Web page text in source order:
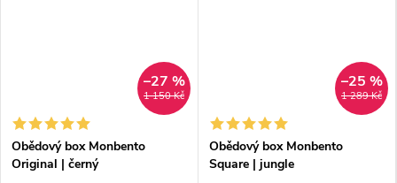
1 150 Kč
–27 %
Obědový box Monbento
Original | černý
1 289 Kč
–25 %
Obědový box Monbento
Square | jungle